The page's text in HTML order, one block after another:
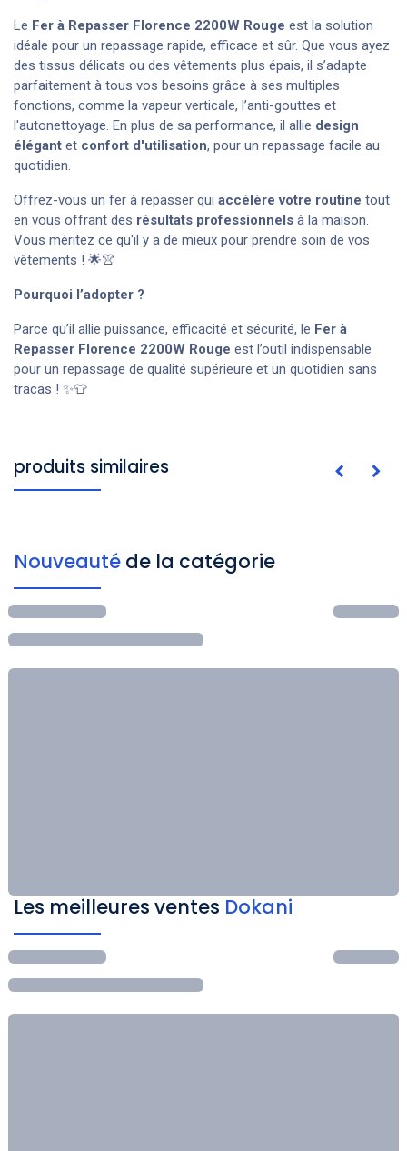
Le Fer à Repasser Florence 2200W Rouge est la solution
idéale pour un repassage rapide, efficace et sûr. Que vous ayez
des tissus délicats ou des vêtements plus épais, il s’adapte
parfaitement à tous vos besoins grâce à ses multiples
fonctions, comme la vapeur verticale, l’anti-gouttes et
l'autonettoyage. En plus de sa performance, il allie design
élégant et confort d'utilisation, pour un repassage facile au
quotidien.
Offrez-vous un fer à repasser qui accélère votre routine tout
en vous offrant des résultats professionnels à la maison.
Vous méritez ce qu'il y a de mieux pour prendre soin de vos
vêtements ! 🌟👚
Pourquoi l’adopter ?
Parce qu’il allie puissance, efficacité et sécurité, le Fer à
Repasser Florence 2200W Rouge est l’outil indispensable
pour un repassage de qualité supérieure et un quotidien sans
tracas ! ✨👕
produits similaires
Nouveauté de la catégorie
Les meilleures ventes Dokani